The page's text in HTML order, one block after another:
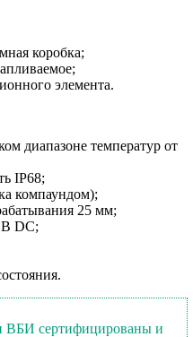
коробка;
элемента.
диапазоне температур от
IP68;
компаундом);
25 мм;
В DC;
ВБИ сертифицированы и